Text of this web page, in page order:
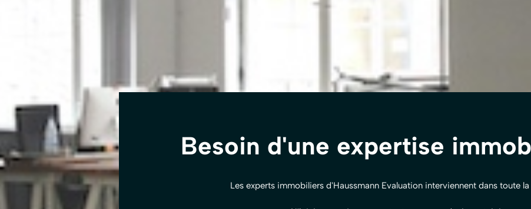
Besoin d'une expertise
Les experts immobiliers d'Haussmann Evaluation interviennent dans toute la